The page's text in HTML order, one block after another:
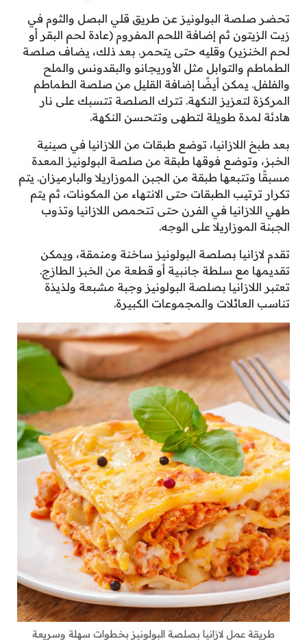
تحضر صلصة البولونيز عن طريق قلي البصل والثوم في
زيت الزيتون ثم إضافة اللحم المفروم (عادة لحم البقر أو
لحم الخنزير) وقليه حتى يتحمر. بعد ذلك، يضاف صلصة
الطماطم والتوابل مثل الأوريجانو والبقدونس والملح
والفلفل. يمكن أيضًا إضافة القليل من صلصة الطماطم
المركزة لتعزيز النكهة. تترك الصلصة تتسبك على نار
هادئة لمدة طويلة لتطهى وتتحسن النكهة.
بعد طبخ اللازانيا، توضع طبقات من اللازانيا في صينية
الخبز، وتوضع فوقها طبقة من صلصة البولونيز المعدة
مسبقًا وتتبعها طبقة من الجبن الموزاريلا والبارميزان. يتم
تكرار ترتيب الطبقات حتى الانتهاء من المكونات، ثم يتم
طهي اللازانيا في الفرن حتى تتحمص اللازانيا وتذوب
الجبنة الموزاريلا على الوجه.
تقدم لازانيا بصلصة البولونيز ساخنة ومنمقة، ويمكن
تقديمها مع سلطة جانبية أو قطعة من الخبز الطازج.
تعتبر اللازانيا بصلصة البولونيز وجبة مشبعة ولذيذة
تناسب العائلات والمجموعات الكبيرة.
طريقة عمل لازانيا بصلصة البولونيز بخطوات سهلة وسريعة